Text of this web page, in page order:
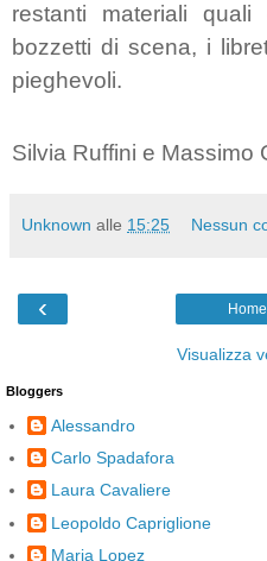
restanti materiali
bozzetti di scena, i
pieghevoli.
Silvia Ruffini e Massimo
Unknown alle 15:25 Nessun
‹
Visualizza
Bloggers
Alessandro
Carlo Spadafora
Laura Cavaliere
Leopoldo Capriglione
Maria Lopez